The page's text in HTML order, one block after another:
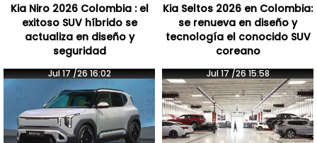
Kia Niro 2026 Colombia : el
exitoso SUV híbrido se
actualiza en diseño y
seguridad
Kia Seltos 2026 en Colombia:
se renueva en diseño y
tecnología el conocido SUV
coreano
Jul 17 /26 16:02 Jul 17 /26 15:58